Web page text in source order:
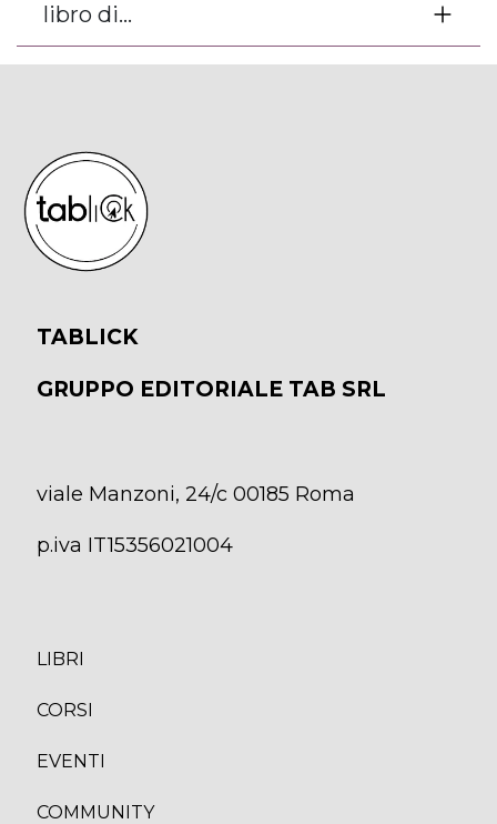
libro di...
TABLICK
GRUPPO EDITORIALE TAB SRL
viale Manzoni, 24/c 00185 Roma
p.iva IT15356021004
LIBRI
CORSI
EVENTI
COMMUNITY